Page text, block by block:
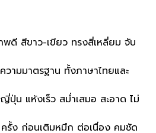
ดี สีขาว-เขียว ทรงสี่เหลี่ยม จับ
ามมาตรฐาน ทั้งภาษาไทยและ
น แห้งเร็ว สมํ่าเสมอ สะอาด ไม่
รั้ง ก่อนเติมหมึก ต่อเนื่อง คมชัด